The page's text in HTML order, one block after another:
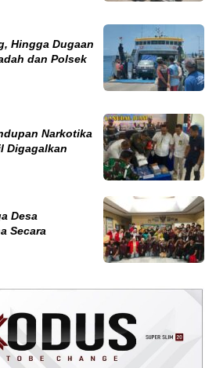
Hingga Dugaan
dan Polsek
Narkotika
Digagalkan
Desa
Secara